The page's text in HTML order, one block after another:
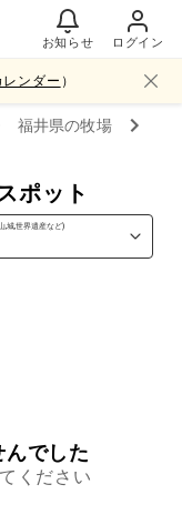
お知らせ ログイン
ンダー ）
福井県の牧場
ポット
,城,世界遺産など)
でした
ください